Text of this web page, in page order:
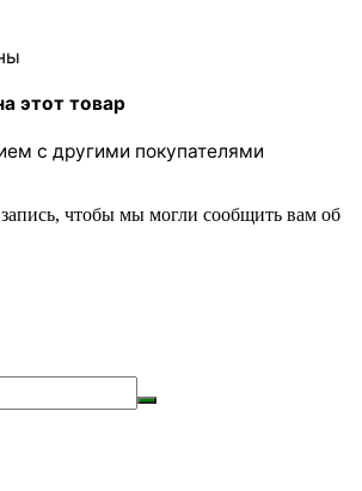
этот товар
с другими покупателями
чтобы мы могли сообщить вам об